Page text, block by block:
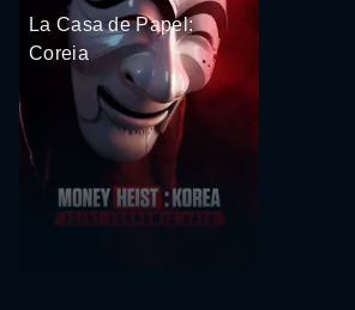
La Casa de Papel:
Coreia